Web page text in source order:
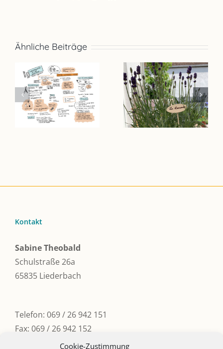
Cookie-Zustimmung
Ähnliche Beiträge
Kontakt
Sabine Theobald
Schulstraße 26a
65835 Liederbach
Telefon: 069 / 26 942 151
Fax: 069 / 26 942 152
post@sabinetheobald.de